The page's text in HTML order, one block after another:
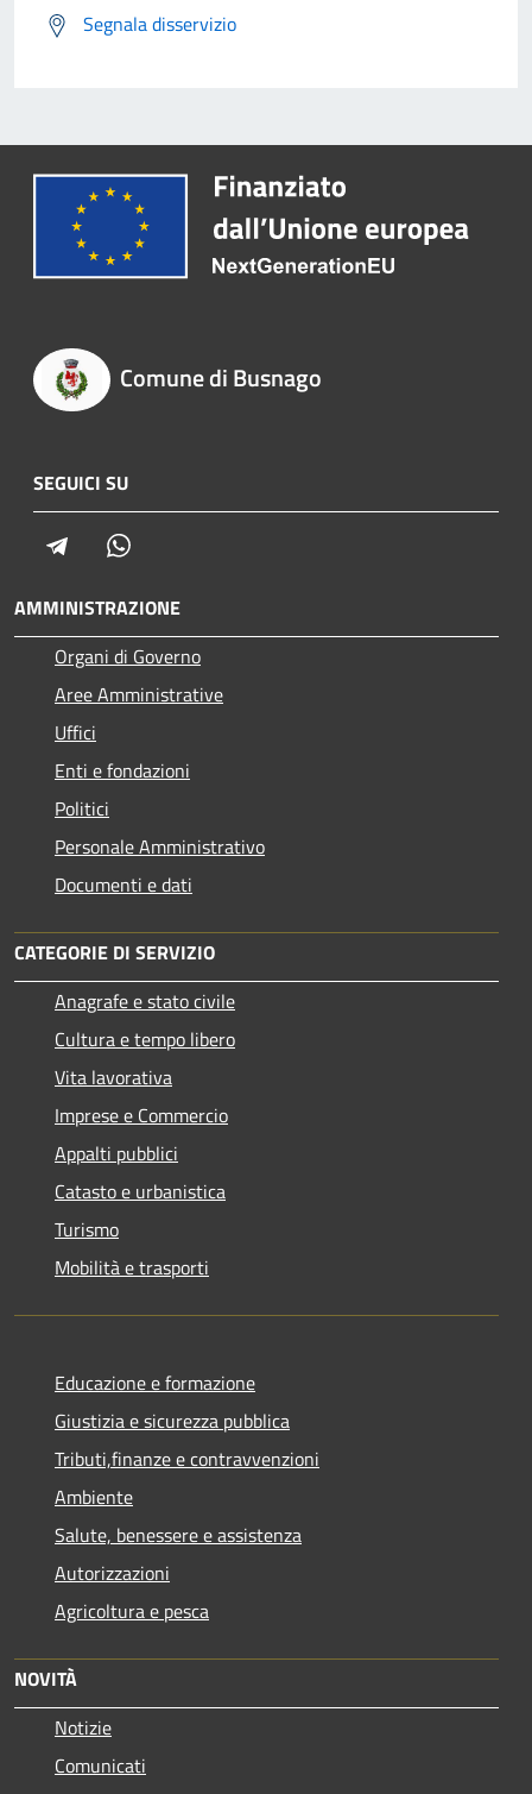
Segnala disservizio
Comune di Busnago
SEGUICI SU
Telegram
AMMINISTRAZIONE
Organi di Governo
Aree Amministrative
Uffici
Enti e fondazioni
Politici
Personale Amministrativo
Documenti e dati
CATEGORIE DI SERVIZIO
Anagrafe e stato civile
Cultura e tempo libero
Vita lavorativa
Imprese e Commercio
Appalti pubblici
Catasto e urbanistica
Turismo
Mobilità e trasporti
Educazione e formazione
Giustizia e sicurezza pubblica
Tributi,finanze e contravvenzioni
Ambiente
Salute, benessere e assistenza
Autorizzazioni
Agricoltura e pesca
NOVITÀ
Notizie
Comunicati